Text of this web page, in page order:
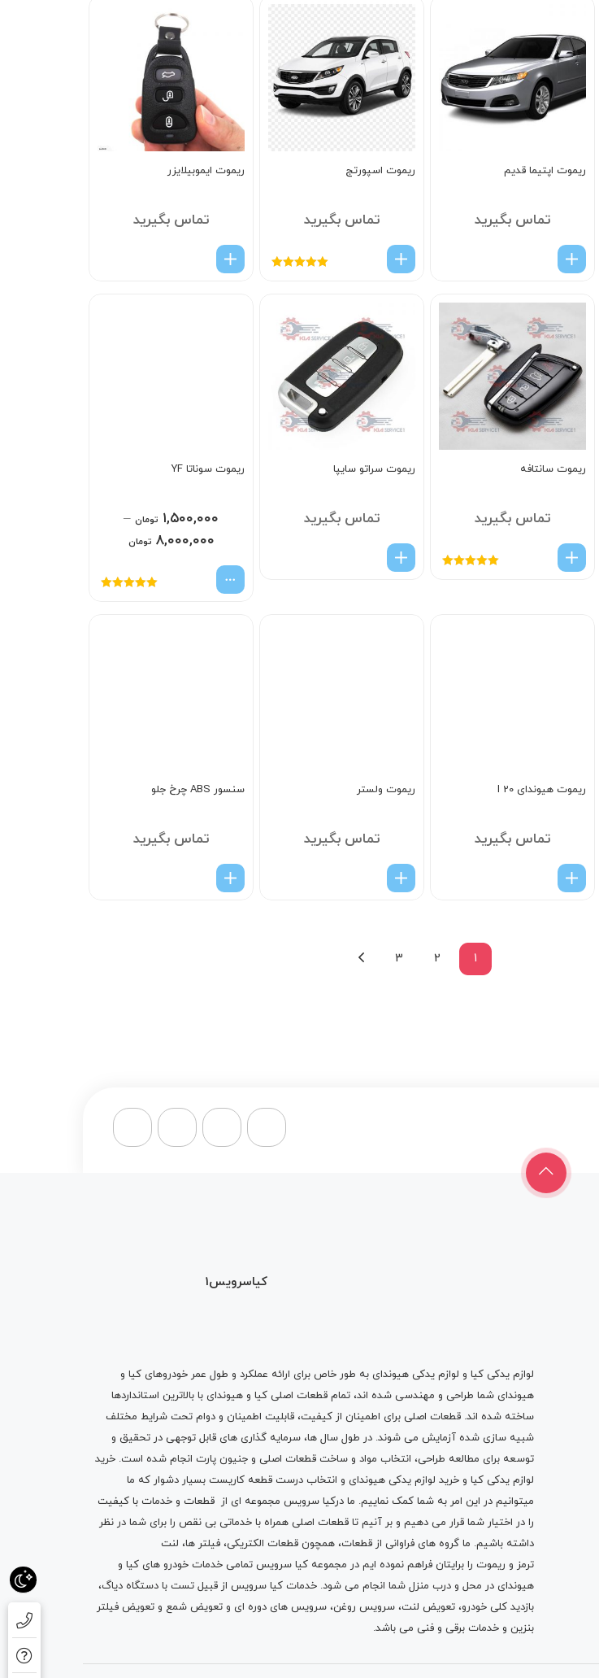
ریموت اپتیما قدیم
تماس بگیرید
ریموت اسپورتج
تماس بگیرید
ریموت ایموبیلایزر
تماس بگیرید
ریموت سانتافه
تماس بگیرید
ریموت سراتو سایپا
تماس بگیرید
ریموت سوناتا YF
۱,۵۰۰,۰۰۰ تومان –
۸,۰۰۰,۰۰۰ تومان
ریموت هیوندای I 20
تماس بگیرید
ریموت ولستر
تماس بگیرید
سنسور ABS چرخ جلو
تماس بگیرید
1
2
3
کیاسرویس1
لوازم یدکی کیا و لوازم یدکی هیوندای به طور خاص برای ارائه عملکرد و طول عمر خودروهای کیا و
هیوندای شما طراحی و مهندسی شده اند، تمام قطعات اصلی کیا و هیوندای با بالاترین استانداردها
ساخته شده اند. قطعات اصلی برای اطمینان از کیفیت، قابلیت اطمینان و دوام تحت شرایط مختلف
شبیه سازی شده آزمایش می شوند. در طول سال ها، سرمایه گذاری های قابل توجهی در تحقیق و
توسعه برای مطالعه طراحی، انتخاب مواد و ساخت قطعات اصلی و جنیون پارت انجام شده است. خرید
لوازم یدکی کیا و خرید لوازم یدکی هیوندای و انتخاب درست قطعه کاریست بسیار دشوار که ما
میتوانیم در این امر به شما کمک نماییم. ما درکیا سرویس مجموعه ای از قطعات و خدمات با کیفیت
را در اختیار شما قرار می دهیم و بر آنیم تا قطعات اصلی همراه با خدماتی بی نقص را برای شما در نظر
داشته باشیم. ما گروه های فراوانی از قطعات، همچون قطعات الکتریکی، فیلتر ها، لنت
ترمز و ریموت را برایتان فراهم نموده ایم در مجموعه کیا سرویس تمامی خدمات خودرو های کیا و
هیوندای در محل و درب منزل شما انجام می شود. خدمات کیا سرویس از قبیل تست با دستگاه دیاگ،
بازدید کلی خودرو، تعویض لنت، سرویس روغن، سرویس های دوره ای و تعویض شمع و تعویض فیلتر
بنزین و خدمات برقی و فنی می باشد.